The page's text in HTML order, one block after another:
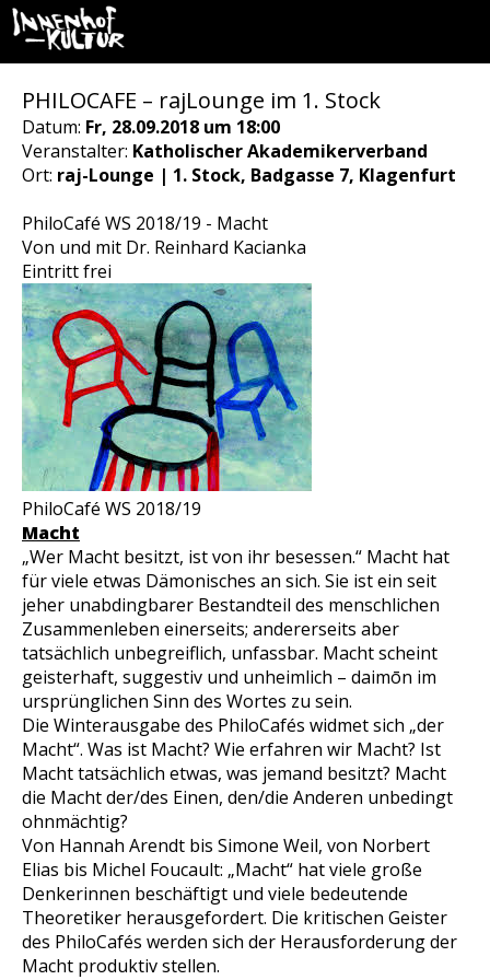
PHILOCAFE – rajLounge im 1. Stock
Datum: Fr, 28.09.2018 um 18:00
Veranstalter: Katholischer Akademikerverband
Ort: raj-Lounge | 1. Stock, Badgasse 7, Klagenfurt
PhiloCafé WS 2018/19 - Macht
Von und mit Dr. Reinhard Kacianka
Eintritt frei
PhiloCafé WS 2018/19
Macht
„Wer Macht besitzt, ist von ihr besessen.“ Macht hat
für viele etwas Dämonisches an sich. Sie ist ein seit
jeher unabdingbarer Bestandteil des menschlichen
Zusammenleben einerseits; andererseits aber
tatsächlich unbegreiflich, unfassbar. Macht scheint
geisterhaft, suggestiv und unheimlich – daimōn im
ursprünglichen Sinn des Wortes zu sein.
Die Winterausgabe des PhiloCafés widmet sich „der
Macht“. Was ist Macht? Wie erfahren wir Macht? Ist
Macht tatsächlich etwas, was jemand besitzt? Macht
die Macht der/des Einen, den/die Anderen unbedingt
ohnmächtig?
Von Hannah Arendt bis Simone Weil, von Norbert
Elias bis Michel Foucault: „Macht“ hat viele große
Denkerinnen beschäftigt und viele bedeutende
Theoretiker herausgefordert. Die kritischen Geister
des PhiloCafés werden sich der Herausforderung der
Macht produktiv stellen.